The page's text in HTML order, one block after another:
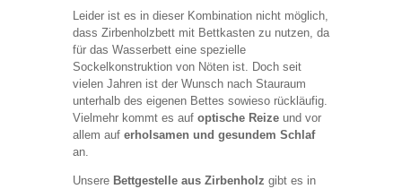
Leider ist es in dieser Kombination nicht möglich,
dass Zirbenholzbett mit Bettkasten zu nutzen, da
für das Wasserbett eine spezielle
Sockelkonstruktion von Nöten ist. Doch seit
vielen Jahren ist der Wunsch nach Stauraum
unterhalb des eigenen Bettes sowieso rückläufig.
Vielmehr kommt es auf optische Reizeund vor
allem auf erholsamen und gesundem Schlaf
an.
Unsere Bettgestelle aus Zirbenholz gibt es in